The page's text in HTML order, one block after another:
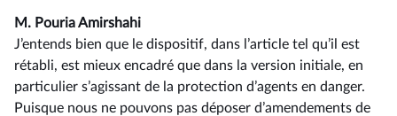
M. Pouria Amirshahi
J’entends bien que le dispositif, dans l’article tel qu’il est
rétabli, est mieux encadré que dans la version initiale, en
particulier s’agissant de la protection d’agents en danger.
Puisque nous ne pouvons pas déposer d’amendements de